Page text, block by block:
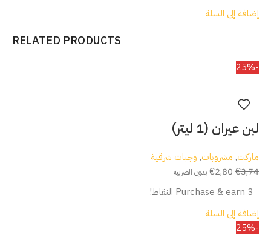
إضافة إلى السلة
RELATED PRODUCTS
-25%
لبن عيران (1 ليتر)
ماركت, مشروبات, وجبات شرقية
€3,74
€2,80 بدون الضريبة
Purchase & earn 3 النقاط!
إضافة إلى السلة
-25%